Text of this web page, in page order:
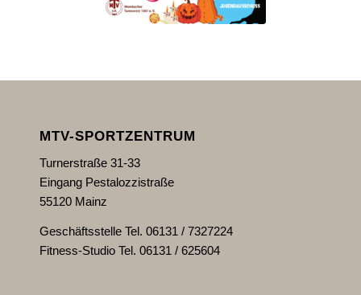
MTV-SPORTZENTRUM
Turnerstraße 31-33
Eingang Pestalozzistraße
55120 Mainz
Geschäftsstelle Tel. 06131 / 7327224
Fitness-Studio Tel. 06131 / 625604